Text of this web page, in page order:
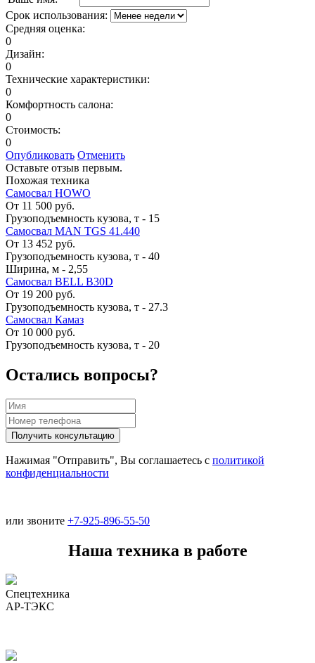
Срок использования:
Средняя оценка:
0
Дизайн:
0
Технические характеристики:
0
Комфортность салона:
0
Стоимость:
0
Опубликовать Отменить
Оставьте отзыв первым.
Похожая техника
Самосвал HOWO
От 11 500 руб.
Грузоподъемность кузова, т - 15
Самосвал MAN TGS 41.440
От 13 452 руб.
Грузоподъемность кузова, т - 40
Ширина, м - 2,55
Самосвал BELL B30D
От 19 200 руб.
Грузоподъемность кузова, т - 27.3
Самосвал Камаз
От 10 000 руб.
Грузоподъемность кузова, т - 20
Остались вопросы?
Нажимая "Отправить", Вы соглашаетесь с политикой
конфиденциальности
или звоните +7-925-896-55-50
Наша техника в работе
Спецтехника
АР-ТЭКС